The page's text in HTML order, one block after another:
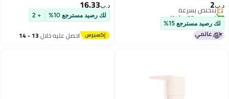
د.ب‏2
بتخلّص بسرعة
تم بيع +50 مؤخرًا
بتخلّص بسرعة
لك رصيد مسترجع 15%
د.ب‏16.33
لك رصيد مسترجع 10% + 2
احصل عليه خلال 13 - 14